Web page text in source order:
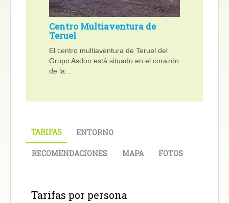
Centro Multiaventura de
Teruel
El centro multiaventura de Teruel del
Grupo Asdon está situado en el corazón
de la...
TARIFAS ENTORNO
RECOMENDACIONES MAPA FOTOS
Tarifas por persona